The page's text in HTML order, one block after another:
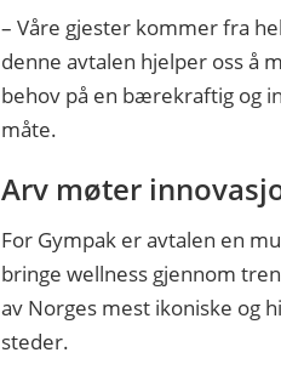
– Våre gjester kommer fra
denne avtalen hjelper oss å
behov på en bærekraftig og
måte.
Arv møter
For Gympak er avtalen en
bringe wellness gjennom
av Norges mest ikoniske og
steder.